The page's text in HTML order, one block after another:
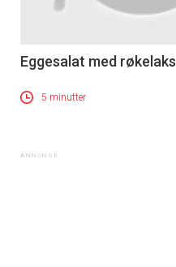
Eggesalat med røkelaks
5 minutter